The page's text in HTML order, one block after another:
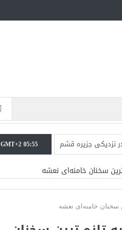
نزدیکی جزیره قشم
همچنان پابرجاست
منیر به عربستان
ایران را می‌گیرد
GMT+2 05:55
سخنان خامنه‌ای نعشه